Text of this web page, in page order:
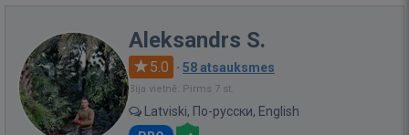
Aleksandrs S.
5.0 · 58 atsauksmes
Bija vietnē: Pirms 7 st.
Latviski, По-русски, English